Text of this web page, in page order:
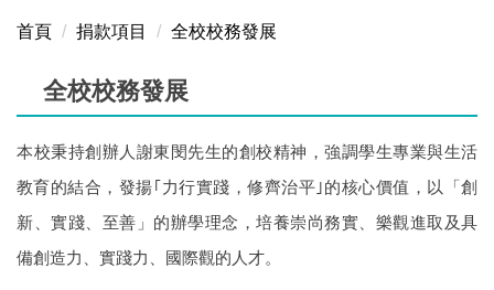
首頁 捐款項目 全校校務發展
全校校務發展
本校秉持創辦人謝東閔先生的創校精神，強調學生專業與生活
教育的結合，發揚｢力行實踐，修齊治平｣的核心價值，以「創
新、實踐、至善」的辦學理念，培養崇尚務實、樂觀進取及具
備創造力、實踐力、國際觀的人才。